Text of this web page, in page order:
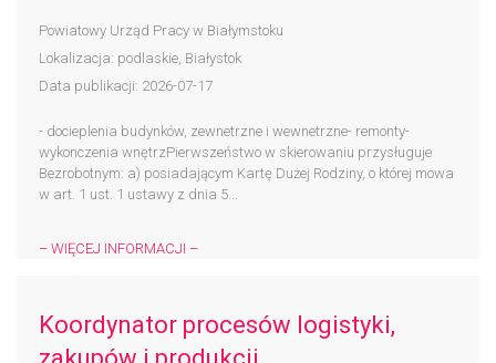
Powiatowy Urząd Pracy w Białymstoku
Lokalizacja: podlaskie, Białystok
Data publikacji: 2026-07-17
- docieplenia budynków, zewnetrzne i wewnetrzne- remonty-
wykonczenia wnętrzPierwszeństwo w skierowaniu przysługuje
Bezrobotnym: a) posiadającym Kartę Dużej Rodziny, o której mowa
w art. 1 ust. 1 ustawy z dnia 5...
– WIĘCEJ INFORMACJI –
Koordynator procesów logistyki,